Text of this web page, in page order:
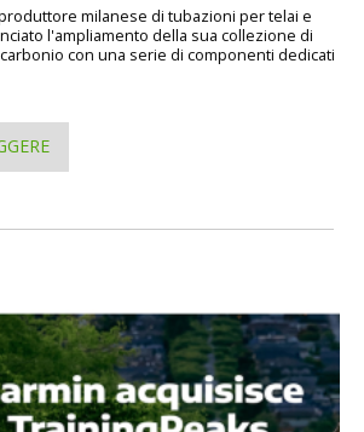
milanese di tubazioni per telai e
l'ampliamento della sua collezione di
con una serie di componenti dedicati